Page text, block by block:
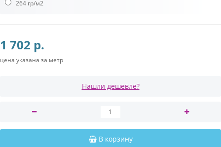
264 гр/м2
1 702 р.
цена указана за метр
Нашли дешевле?
В корзину